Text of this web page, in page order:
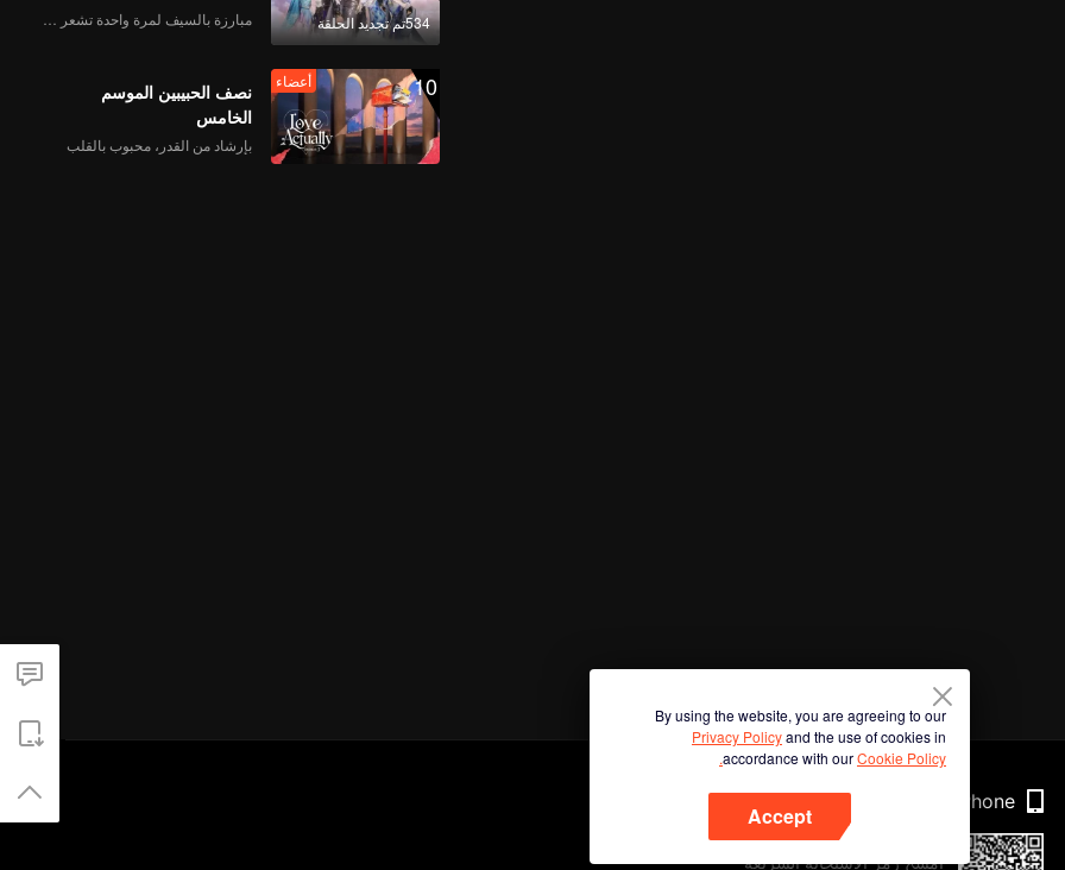
534تم تجديد الحلقة
10 أعضاء
نصف الحبيبين الموسم
الخامس
بإرشاد من القدر، محبوب بالقلب
By using the website, you are agreeing to our
Privacy Policyand the use of cookies in
accordance with ourCookie Policy.
Accept
Phone
امسح رمز الاستجابة السريعة